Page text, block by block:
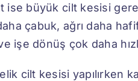
ise büyük cilt kesisi
çabuk, ağrı daha
işe dönüş çok daha
cilt kesisi yapılırken